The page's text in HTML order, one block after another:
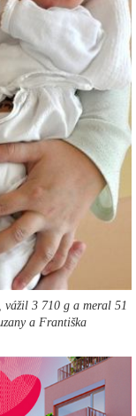
3 710 g a meral 51
a Františka